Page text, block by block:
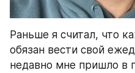
Раньше я считал, что
обязан вести свой
недавно мне пришло в